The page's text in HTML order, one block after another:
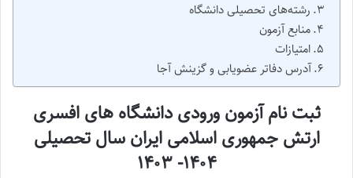
رشته‌های تحصیلی دانشگاه
منابع آزمون
امتیازات
آدرس دفاتر عضویابی و گزینش آجا
ثبت نام آزمون ورودی دانشگاه های افسری
ارتش جمهوری اسلامی ایران سال تحصیلی
۱۴۰۴- ۱۴۰۳